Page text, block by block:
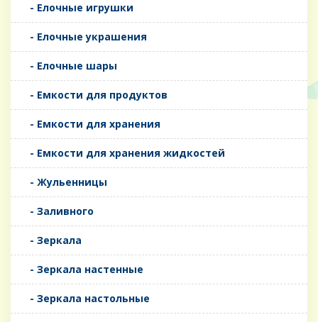
- Елочные игрушки
- Елочные украшения
- Елочные шары
- Емкости для продуктов
- Емкости для хранения
- Емкости для хранения жидкостей
- Жульенницы
- Заливного
- Зеркала
- Зеркала настенные
- Зеркала настольные